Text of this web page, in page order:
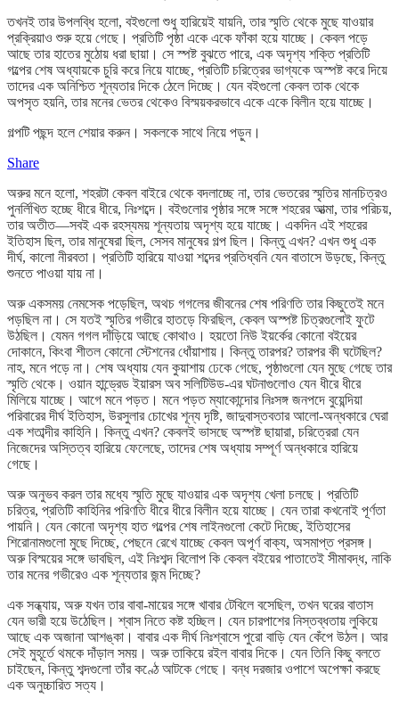
তখনই তার উপলব্ধি হলো, বইগুলো শুধু হারিয়েই যায়নি, তার স্মৃতি থেকে মুছে যাওয়ার
প্রক্রিয়াও শুরু হয়ে গেছে। প্রতিটি পৃষ্ঠা একে একে ফাঁকা হয়ে যাচ্ছে। কেবল পড়ে
আছে তার হাতের মুঠোয় ধরা ছায়া। সে স্পষ্ট বুঝতে পারে, এক অদৃশ্য শক্তি প্রতিটি
গল্পের শেষ অধ্যায়কে চুরি করে নিয়ে যাচ্ছে, প্রতিটি চরিত্রের ভাগ্যকে অস্পষ্ট করে দিয়ে
তাদের এক অনিশ্চিত শূন্যতার দিকে ঠেলে দিচ্ছে। যেন বইগুলো কেবল তাক থেকে
অপসৃত হয়নি, তার মনের ভেতর থেকেও বিস্ময়করভাবে একে একে বিলীন হয়ে যাচ্ছে।
গল্পটি পছন্দ হলে শেয়ার করুন। সকলকে সাথে নিয়ে পড়ুন।
Share
অরুর মনে হলো, শহরটা কেবল বাইরে থেকে বদলাচ্ছে না, তার ভেতরের স্মৃতির মানচিত্রও
পুনর্লিখিত হচ্ছে ধীরে ধীরে, নিঃশব্দে। বইগুলোর পৃষ্ঠার সঙ্গে সঙ্গে শহরের আত্মা, তার পরিচয়,
তার অতীত—সবই এক রহস্যময় শূন্যতায় অদৃশ্য হয়ে যাচ্ছে। একদিন এই শহরের
ইতিহাস ছিল, তার মানুষেরা ছিল, সেসব মানুষের গল্প ছিল। কিন্তু এখন? এখন শুধু এক
দীর্ঘ, কালো নীরবতা। প্রতিটি হারিয়ে যাওয়া শব্দের প্রতিধ্বনি যেন বাতাসে উড়ছে, কিন্তু
শুনতে পাওয়া যায় না।
অরু একসময় নেমসেক পড়েছিল, অথচ গগলের জীবনের শেষ পরিণতি তার কিছুতেই মনে
পড়ছিল না। সে যতই স্মৃতির গভীরে হাতড়ে ফিরছিল, কেবল অস্পষ্ট চিত্রগুলোই ফুটে
উঠছিল। যেমন গগল দাঁড়িয়ে আছে কোথাও। হয়তো নিউ ইয়র্কের কোনো বইয়ের
দোকানে, কিংবা শীতল কোনো স্টেশনের ধোঁয়াশায়। কিন্তু তারপর? তারপর কী ঘটেছিল?
নাহ, মনে পড়ে না। শেষ অধ্যায় যেন কুয়াশায় ঢেকে গেছে, পৃষ্ঠাগুলো যেন মুছে গেছে তার
স্মৃতি থেকে। ওয়ান হান্ড্রেড ইয়ারস অব সলিটিউড-এর ঘটনাগুলোও যেন ধীরে ধীরে
মিলিয়ে যাচ্ছে। আগে মনে পড়ত। মনে পড়ত ম্যাকোন্দোর নিঃসঙ্গ জনপদে বুয়েন্দিয়া
পরিবারের দীর্ঘ ইতিহাস, উরসুলার চোখের শূন্য দৃষ্টি, জাদুবাস্তবতার আলো-অন্ধকারে ঘেরা
এক শতাব্দীর কাহিনি। কিন্তু এখন? কেবলই ভাসছে অস্পষ্ট ছায়ারা, চরিত্রেরা যেন
নিজেদের অস্তিত্ব হারিয়ে ফেলেছে, তাদের শেষ অধ্যায় সম্পূর্ণ অন্ধকারে হারিয়ে
গেছে।
অরু অনুভব করল তার মধ্যে স্মৃতি মুছে যাওয়ার এক অদৃশ্য খেলা চলছে। প্রতিটি
চরিত্র, প্রতিটি কাহিনির পরিণতি ধীরে ধীরে বিলীন হয়ে যাচ্ছে। যেন তারা কখনোই পূর্ণতা
পায়নি। যেন কোনো অদৃশ্য হাত গল্পের শেষ লাইনগুলো কেটে দিচ্ছে, ইতিহাসের
শিরোনামগুলো মুছে দিচ্ছে, পেছনে রেখে যাচ্ছে কেবল অপূর্ণ বাক্য, অসমাপ্ত প্রসঙ্গ।
অরু বিস্ময়ের সঙ্গে ভাবছিল, এই নিঃশব্দ বিলোপ কি কেবল বইয়ের পাতাতেই সীমাবদ্ধ, নাকি
তার মনের গভীরেও এক শূন্যতার জন্ম দিচ্ছে?
এক সন্ধ্যায়, অরু যখন তার বাবা-মায়ের সঙ্গে খাবার টেবিলে বসেছিল, তখন ঘরের বাতাস
যেন ভারী হয়ে উঠেছিল। শ্বাস নিতে কষ্ট হচ্ছিল। যেন চারপাশের নিস্তব্ধতায় লুকিয়ে
আছে এক অজানা আশঙ্কা। বাবার এক দীর্ঘ নিঃশ্বাসে পুরো বাড়ি যেন কেঁপে উঠল। আর
সেই মুহূর্তে থমকে দাঁড়াল সময়। অরু তাকিয়ে রইল বাবার দিকে। যেন তিনি কিছু বলতে
চাইছেন, কিন্তু শব্দগুলো তাঁর কণ্ঠে আটকে গেছে। বন্ধ দরজার ওপাশে অপেক্ষা করছে
এক অনুচ্চারিত সত্য।